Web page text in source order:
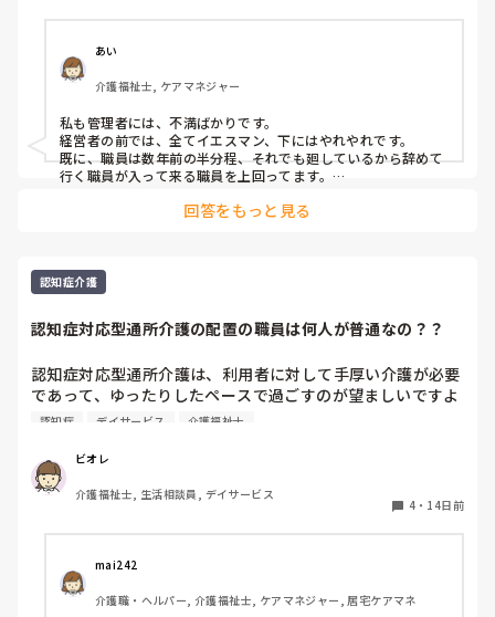
て乗り切りましょう。ニッコリ」
c「いつまで、こんな状況ですか？」
管理者「新しく職員が来てくれるまで、あと少し頑張りまし
ょう。あ、来週新しく入所者が来ます。要介護2で認知レベ
ル3の男性です。チームワークの見せ所ですよ。ニッコリ」
国はまず管理者を育てる事を始めましょうよ。
あい
介護福祉士, ケアマネジャー
私も管理者には、不満ばかりです。
経営者の前では、全てイエスマン、下にはやれやれです。
既に、職員は数年前の半分程、それでも廻しているから辞めて
行く職員が入って来る職員を上回ってます。
回答をもっと見る
認知症介護
認知症対応型通所介護の配置の職員は何人が普通なの？？
認知症対応型通所介護は、利用者に対して手厚い介護が必要
であって、ゆったりしたペースで過ごすのが望ましいですよ
ね？
５人を職員１人で勤務するのは基本なのでしょうか？
認知症対応型通所介護の経験の方や、知ってる方、教えてく
ちなみに、自分の所は、利用者最高９人居ても職員は１人だ
けです。トイレ介助、おむつ交換介助、食事介助、機能訓
練、レクリエーション、全てにおいて、職員１人でやってい
認知症 デイサービス 介護福祉士
ビオレ
介護福祉士, 生活相談員, デイサービス
4・ 14日前
mai242
介護職・ヘルパー, 介護福祉士, ケアマネジャー, 居宅ケアマネ